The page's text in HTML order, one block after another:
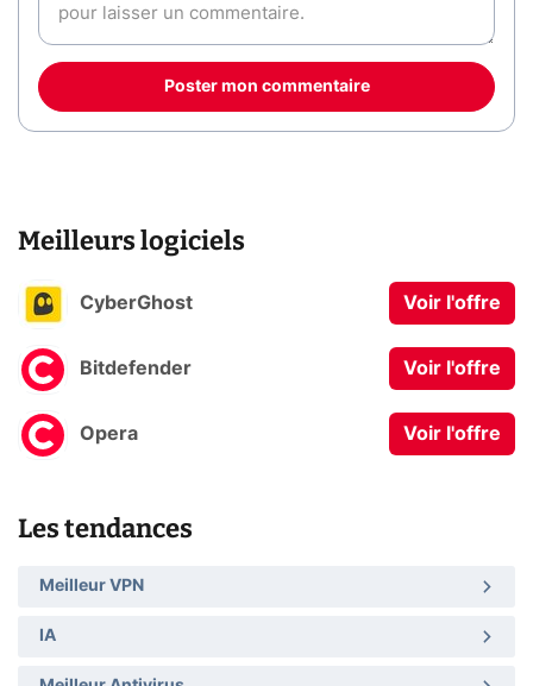
Poster mon commentaire
Meilleurs logiciels
CyberGhost Voir l'offre
Bitdefender Voir l'offre
Opera Voir l'offre
Les tendances
Meilleur VPN
IA